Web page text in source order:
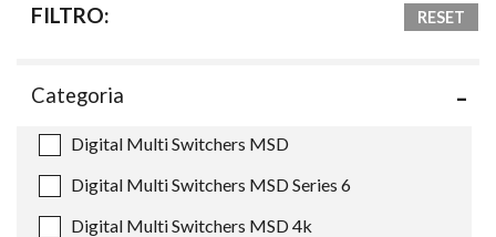
FILTRO: RESET
Categoria
Digital Multi Switchers MSD
Digital Multi Switchers MSD Series 6
Digital Multi Switchers MSD 4k